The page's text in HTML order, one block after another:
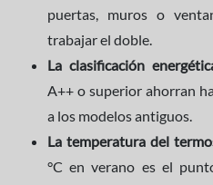
puertas, muros o
trabajar el doble.
La clasificación
A++ o superior ahorran
a los modelos antiguos.
La temperatura del
°C en verano es el